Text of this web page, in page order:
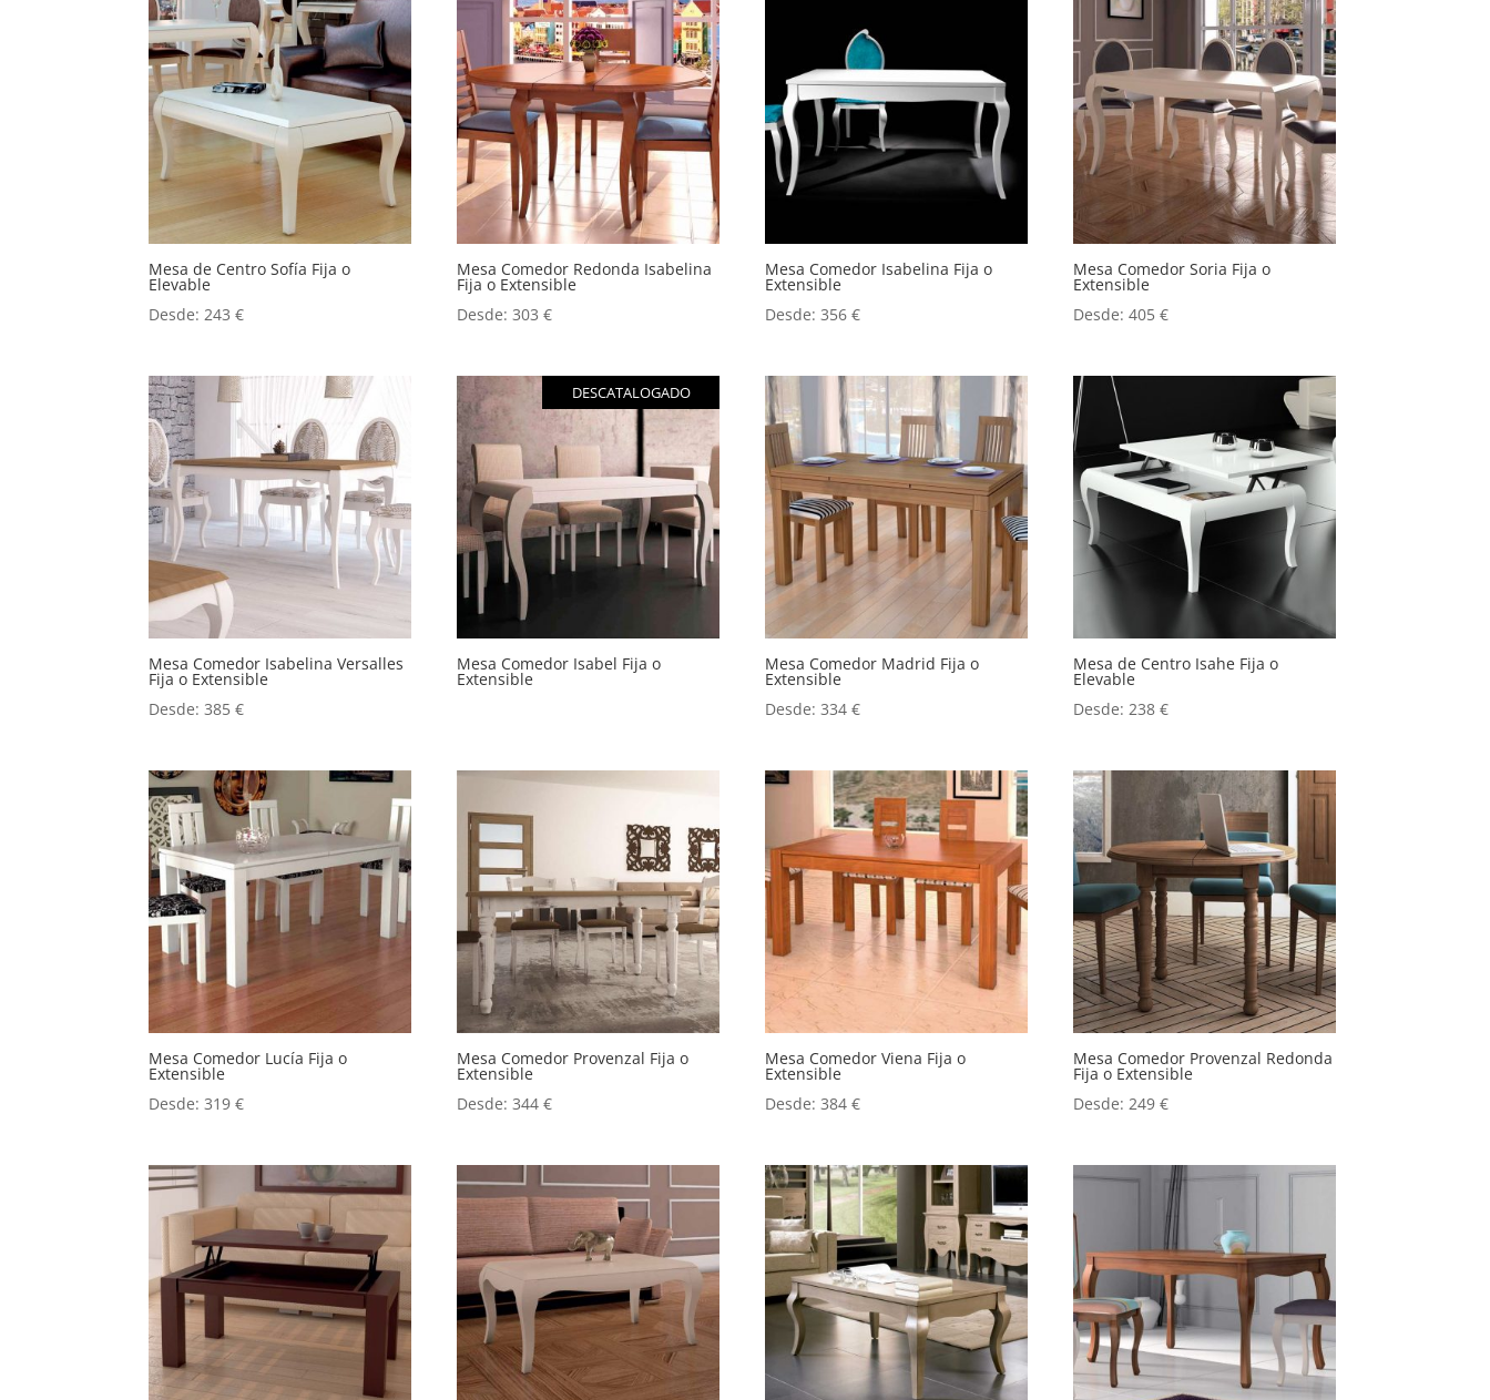
Mesa de Centro Sofía Fija o
Elevable
Desde:243€
Mesa Comedor Redonda Isabelina
Fija o Extensible
Desde:303€
Mesa Comedor Isabelina Fija o
Extensible
Desde:356€
Mesa Comedor Soria Fija o
Extensible
Desde:405€
Mesa Comedor Isabelina Versalles
Fija o Extensible
Desde:385€
DESCATALOGADO
Mesa Comedor Isabel Fija o
Extensible
Mesa Comedor Madrid Fija o
Extensible
Desde:334€
Mesa de Centro Isahe Fija o
Elevable
Desde:238€
Mesa Comedor Lucía Fija o
Extensible
Desde:319€
Mesa Comedor Provenzal Fija o
Extensible
Desde:344€
Mesa Comedor Viena Fija o
Extensible
Desde:384€
Mesa Comedor Provenzal Redonda
Fija o Extensible
Desde:249€